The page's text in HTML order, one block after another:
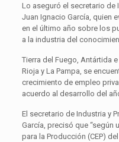
Lo aseguró el secretario de
Juan Ignacio García, quien
en el último año sobre los
a la industria del
Tierra del Fuego, Antártida
Rioja y La Pampa, se
crecimiento de empleo
acuerdo al desarrollo del
El secretario de Industria y
García, precisó que “según
para la Producción (CEP)